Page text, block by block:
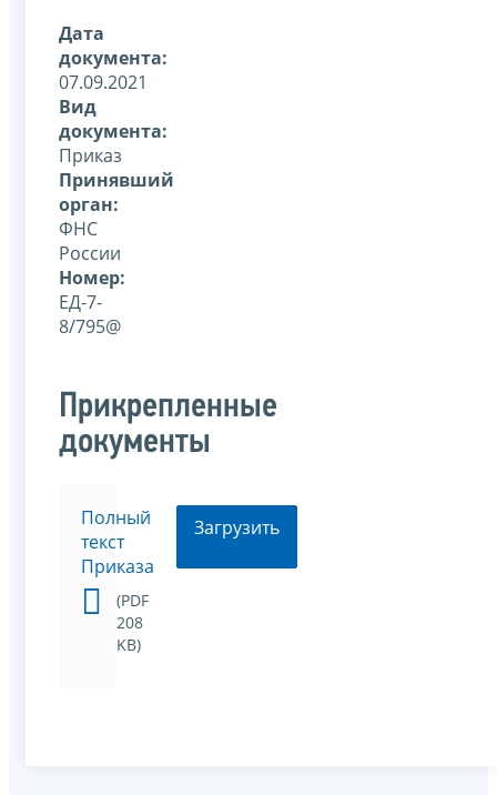
Дата
документа:
07.09.2021
Вид
документа:
Приказ
Принявший
орган:
ФНС
России
Номер:
ЕД-7-
8/795@
Прикрепленные
документы
Полный
текст
Приказа
(PDF
208
KB)
Загрузить